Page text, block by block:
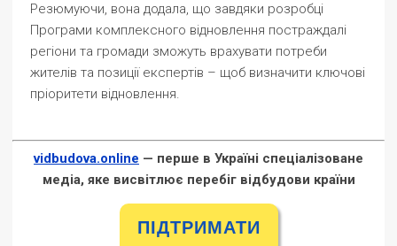
Резюмуючи, вона додала, що завдяки розробці
Програми комплексного відновлення постраждалі
регіони та громади зможуть врахувати потреби
жителів та позиції експертів – щоб визначити ключові
пріоритети відновлення.
vidbudova.online — перше в Україні спеціалізоване
медіа, яке висвітлює перебіг відбудови країни
ПІДТРИМАТИ